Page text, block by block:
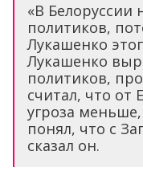
«В Белоруссии
политиков,
Лукашенко
Лукашенко
политиков,
считал, что от
угроза
понял, что с
сказал он.